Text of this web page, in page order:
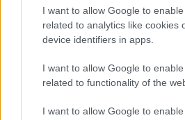
I want to allow Google to
related to analytics like cookies
device identifiers in apps.
I want to allow Google to
related to functionality of the
I want to allow Google to
Gravidanza a rischio: come